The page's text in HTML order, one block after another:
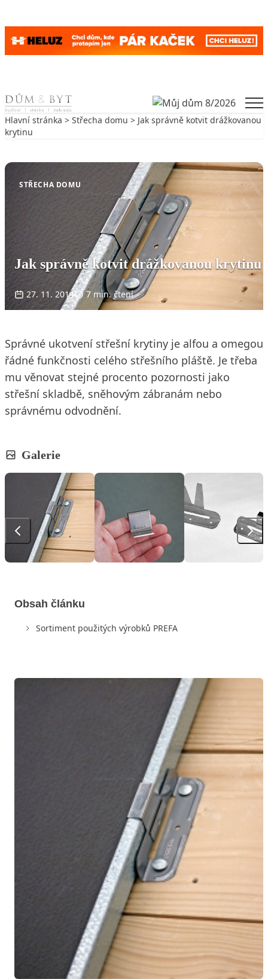
Skip to content
Hlavní stránka > Střecha domu > Jak správně kotvit drážkovanou
krytinu
STŘECHA DOMU
Jak správně kotvit drážkovanou krytinu
27. 11. 2014 7 min. čtení
Správné ukotvení střešní krytiny je alfou a omegou
řádné funkčnosti celého střešního pláště. Je třeba
mu věnovat stejné procento pozornosti jako
střešní skladbě, sněhovým zábranám nebo
správnému odvodnění.
Galerie
Obsah článku
Sortiment použitých výrobků PREFA